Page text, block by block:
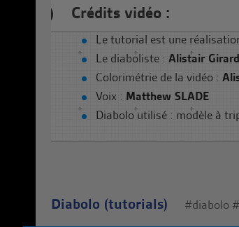
Crédits vidéo :
Le tutorial est une
Le diaboliste : Alistair
Colorimétrie de la vidéo :
Voix : Matthew SLADE
Diabolo utilisé : modèle à
Diabolo (tutorials) #diabolo